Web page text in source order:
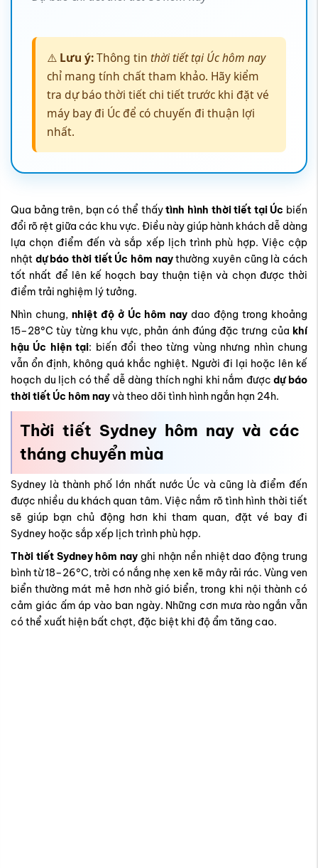
⚠️ Lưu ý:Thông tin thời tiết tại Úc hôm nay
chỉ mang tính chất tham khảo. Hãy kiểm
tra dự báo thời tiết chi tiết trước khi đặt vé
máy bay đi Úc để có chuyến đi thuận lợi
nhất.
Qua bảng trên, bạn có thể thấytình hình thời tiết tại Úc biến
đổi rõ rệt giữa các khu vực. Điều này giúp hành khách dễ dàng
lựa chọn điểm đến và sắp xếp lịch trình phù hợp. Việc cập
nhật dự báo thời tiết Úc hôm naythường xuyên cũng là cách
tốt nhất để lên kế hoạch bay thuận tiện và chọn được thời
điểm trải nghiệm lý tưởng.
Nhìn chung, nhiệt độ ở Úc hôm nay dao động trong khoảng
15–28°C tùy từng khu vực, phản ánh đúng đặc trưng của khí
hậu Úc hiện tại: biến đổi theo từng vùng nhưng nhìn chung
vẫn ổn định, không quá khắc nghiệt. Người đi lại hoặc lên kế
hoạch du lịch có thể dễ dàng thích nghi khi nắm đượcdự báo
thời tiết Úc hôm nayvà theo dõi tình hình ngắn hạn 24h.
Thời tiết Sydney hôm nay và các
tháng chuyển mùa
Sydney là thành phố lớn nhất nước Úc và cũng là điểm đến
được nhiều du khách quan tâm. Việc nắm rõ tình hình thời tiết
sẽ giúp bạn chủ động hơn khi tham quan, đặt vé bay đi
Sydney hoặc sắp xếp lịch trình phù hợp.
Thời tiết Sydney hôm nay ghi nhận nền nhiệt dao động trung
bình từ 18–26°C, trời có nắng nhẹ xen kẽ mây rải rác. Vùng ven
biển thường mát mẻ hơn nhờ gió biển, trong khi nội thành có
cảm giác ấm áp vào ban ngày. Những cơn mưa rào ngắn vẫn
có thể xuất hiện bất chợt, đặc biệt khi độ ẩm tăng cao.